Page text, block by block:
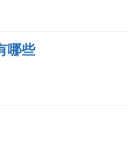
哪些